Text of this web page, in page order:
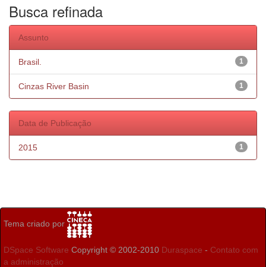
Busca refinada
Assunto
1
Brasil.
1
Cinzas River Basin
Data de Publicação
1
2015
Tema criado por
DSpace Software Copyright © 2002-2010 Duraspace - Contato com
a administração